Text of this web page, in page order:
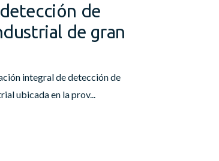
de
de gran
integral de detección de
ubicada en la prov...